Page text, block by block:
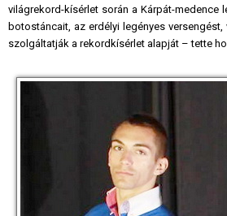
világrekord-kísérlet során a Kárpát-
botostáncait, az erdélyi legényes
szolgáltatják a rekordkísérlet alapját – tette